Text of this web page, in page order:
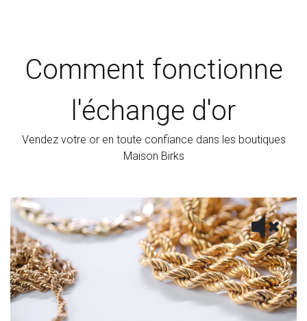
Comment fonctionne
l'échange d'or
Vendez votre or en toute confiance dans les boutiques
Maison Birks